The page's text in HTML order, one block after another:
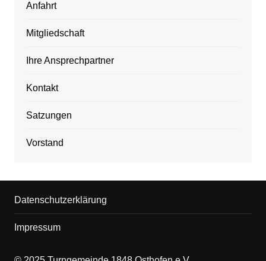
Anfahrt
Mitgliedschaft
Ihre Ansprechpartner
Kontakt
Satzungen
Vorstand
Datenschutzerklärung
Impressum